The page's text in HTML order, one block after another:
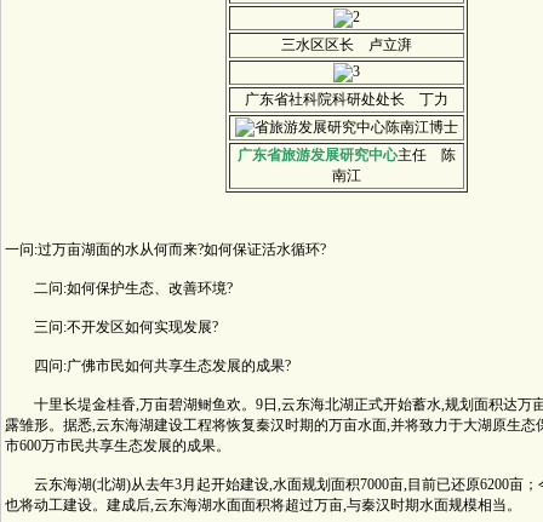
三水区区长 卢立湃
广东省社科院科研处处长 丁力
广东省旅游发展研究中心主任 陈
南江
一问:过万亩湖面的水从何而来?如何保证活水循环?
二问:如何保护生态、改善环境?
三问:不开发区如何实现发展?
四问:广佛市民如何共享生态发展的成果?
十里长堤金桂香,万亩碧湖鲥鱼欢。9日,云东海北湖正式开始蓄水,规划面积达万
露雏形。据悉,云东海湖建设工程将恢复秦汉时期的万亩水面,并将致力于大湖原生态
市600万市民共享生态发展的成果。
云东海湖(北湖)从去年3月起开始建设,水面规划面积7000亩,目前已还原6200亩；
也将动工建设。建成后,云东海湖水面面积将超过万亩,与秦汉时期水面规模相当。